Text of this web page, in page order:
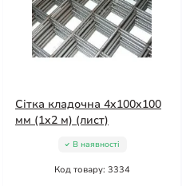
Сітка кладочна 4x100x100
мм (1x2 м) (лист)
В наявності
Код товару: 3334